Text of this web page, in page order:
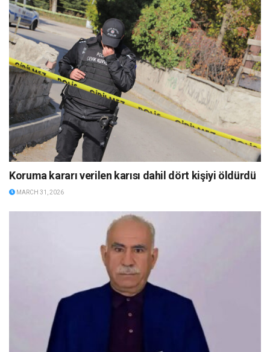
Koruma kararı verilen karısı dahil dört kişiyi öldürdü
MARCH 31, 2026